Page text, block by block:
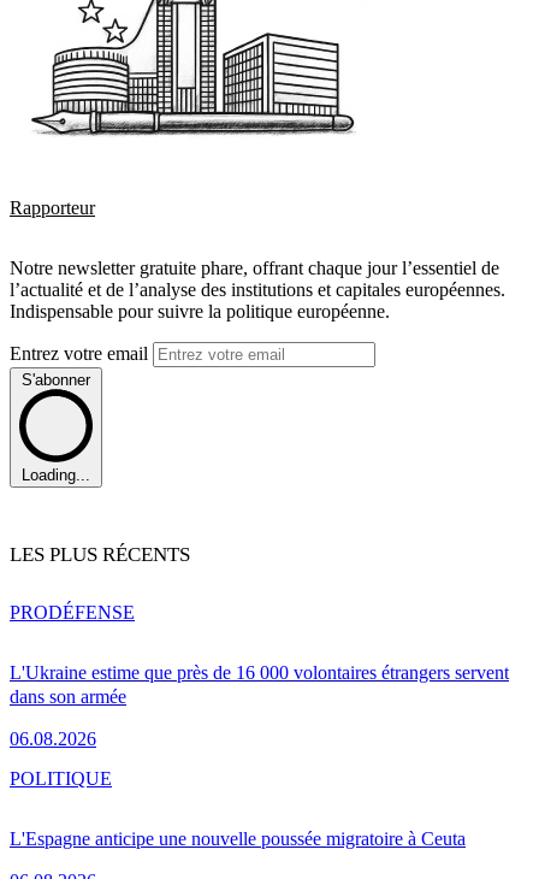
Rapporteur
Notre newsletter gratuite phare, offrant chaque jour l’essentiel de
l’actualité et de l’analyse des institutions et capitales européennes.
Indispensable pour suivre la politique européenne.
Entrez votre email
S'abonner
Loading...
LES PLUS RÉCENTS
L'Ukraine estime que près de 16 000 volontaires étrangers servent
dans son armée
06.08.2026
PRODÉFENSE
L'Espagne anticipe une nouvelle poussée migratoire à Ceuta
POLITIQUE